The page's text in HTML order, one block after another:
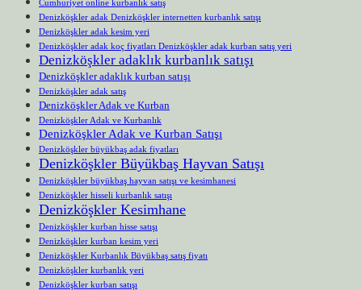
Cumhuriyet online kurbanlık satış
Denizköşkler adak Denizköşkler internetten kurbanlık satışı
Denizköşkler adak kesim yeri
Denizköşkler adak koç fiyatları Denizköşkler adak kurban satış yeri
Denizköşkler adaklık kurbanlık satışı
Denizköşkler adaklık kurban satışı
Denizköşkler adak satış
Denizköşkler Adak ve Kurban
Denizköşkler Adak ve Kurbanlık
Denizköşkler Adak ve Kurban Satışı
Denizköşkler büyükbaş adak fiyatları
Denizköşkler Büyükbaş Hayvan Satışı
Denizköşkler büyükbaş hayvan satışı ve kesimhanesi
Denizköşkler hisseli kurbanlık satışı
Denizköşkler Kesimhane
Denizköşkler kurban hisse satışı
Denizköşkler kurban kesim yeri
Denizköşkler Kurbanlık Büyükbaş satış fiyatı
Denizköşkler kurbanlık yeri
Denizköşkler kurban satışı